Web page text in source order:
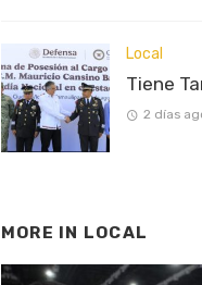
Local
Tiene
2 días
MORE IN LOCAL